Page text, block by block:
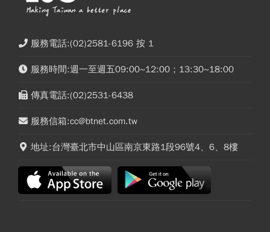
服務電話:(02)2581-6196 按 1
服務時間:週一至週五09:00~12:00；13:30~18:00
傳真電話:(02)2531-6438
服務信箱:cc@btnet.com.tw
地址:台灣臺北市中山區南京東路1段96號4、6、8樓